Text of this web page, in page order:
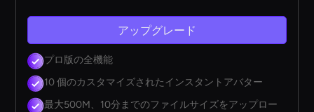
アップグレード
プロ版の全機能
10 個のカスタマイズされたインスタントアバター
最大500M、10分までのファイルサイズをアップロー